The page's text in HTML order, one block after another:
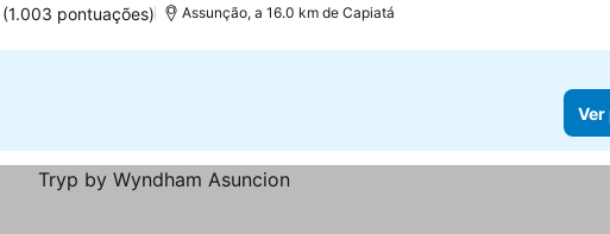
(1.003 pontuações) Assunção, a 16.0 km de Capiatá
Ver